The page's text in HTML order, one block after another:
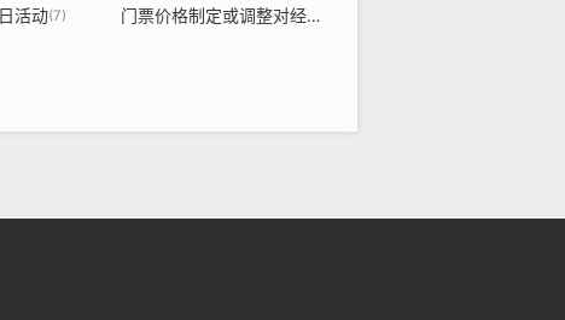
活动(7) 门票价格制定或调整对经济